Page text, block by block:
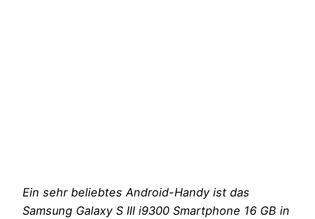
Ein sehr beliebtes Android-Handy ist das
Samsung Galaxy S III i9300 Smartphone 16 GB in